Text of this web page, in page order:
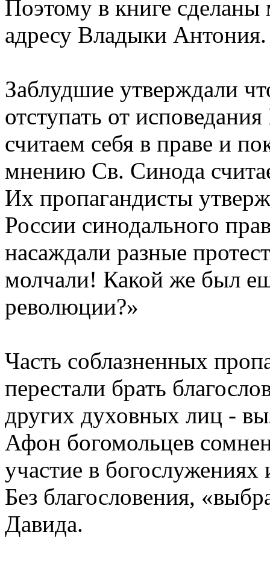
Поэтому в книге
адресу Владыки Антония.
Заблудшие утверждали
отступать от
считаем себя в праве и
мнению Св. Синода
Их пропагандисты
России синодального
насаждали разные
молчали! Какой же был
революции?»
Часть соблазненных
перестали брать
других духовных лиц -
Афон богомольцев
участие в
Без благословения,
Давида.